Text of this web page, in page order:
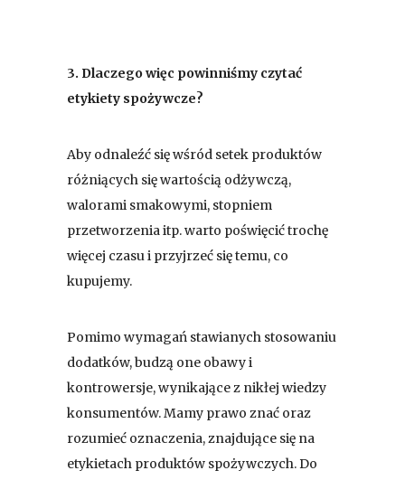
3. Dlaczego więc powinniśmy czytać
etykiety spożywcze?
Aby odnaleźć się wśród setek produktów
różniących się wartością odżywczą,
walorami smakowymi, stopniem
przetworzenia itp. warto poświęcić trochę
więcej czasu i przyjrzeć się temu, co
kupujemy.
Pomimo wymagań stawianych stosowaniu
dodatków, budzą one obawy i
kontrowersje, wynikające z nikłej wiedzy
konsumentów. Mamy prawo znać oraz
rozumieć oznaczenia, znajdujące się na
etykietach produktów spożywczych. Do